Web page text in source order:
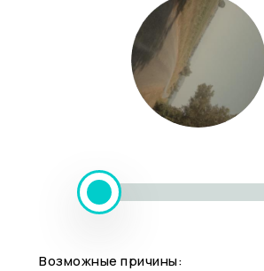
Возможные причины: